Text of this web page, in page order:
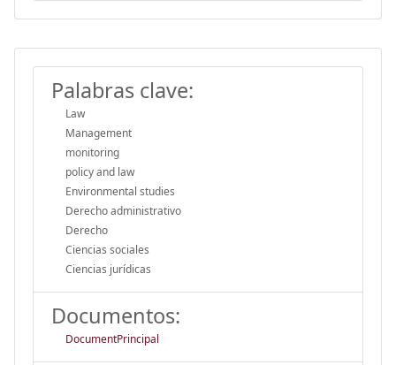
Palabras clave:
Law
Management
monitoring
policy and law
Environmental studies
Derecho administrativo
Derecho
Ciencias sociales
Ciencias jurídicas
Documentos:
DocumentPrincipal